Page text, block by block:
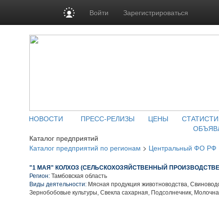
Войти Зарегистрироваться
НОВОСТИ ПРЕСС-РЕЛИЗЫ ЦЕНЫ
Каталог предприятий
Каталог предприятий по регионам > Центральный ФО РФ
"1 МАЯ" КОЛХОЗ (СЕЛЬСКОХОЗЯЙСТВЕННЫЙ
Регион: Тамбовская область
Виды деятельности: Мясная продукция животноводства,
Зернобобовые культуры, Свекла сахарная, Подсолнечник,